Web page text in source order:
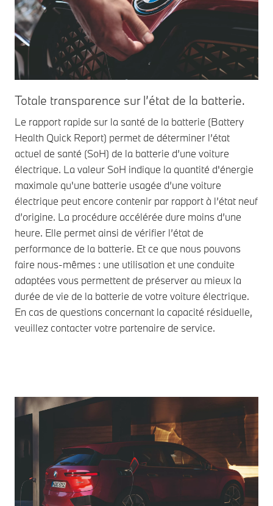
Totale transparence sur l’état de la batterie.
Le rapport rapide sur la santé de la batterie (Battery
Health Quick Report) permet de déterminer l’état
actuel de santé (SoH) de la batterie d’une voiture
électrique. La valeur SoH indique la quantité d'énergie
maximale qu'une batterie usagée d’une voiture
électrique peut encore contenir par rapport à l’état neuf
d’origine. La procédure accélérée dure moins d’une
heure. Elle permet ainsi de vérifier l’état de
performance de la batterie. Et ce que nous pouvons
faire nous-mêmes : une utilisation et une conduite
adaptées vous permettent de préserver au mieux la
durée de vie de la batterie de votre voiture électrique.
En cas de questions concernant la capacité résiduelle,
veuillez contacter votre partenaire de service.